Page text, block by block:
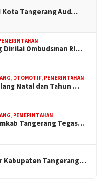
Kota Tangerang Aud…
Dinilai Ombudsman RI…
, OTOMOTIF, PEMERINTAHAN
Natal dan Tahun …
, PEMERINTAHAN
Tangerang Tegas…
Kabupaten Tangerang…